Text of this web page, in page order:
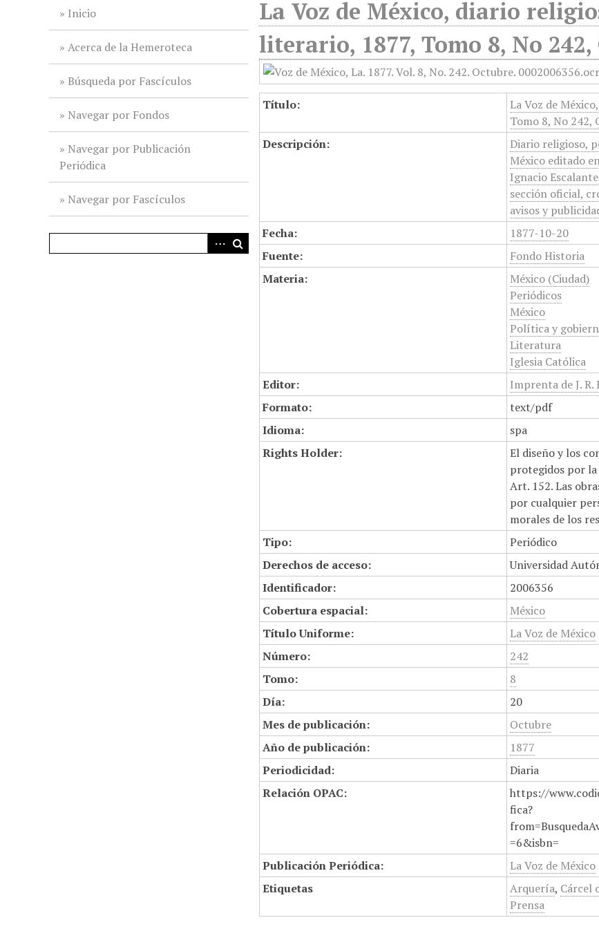
Inicio
Acerca de la Hemeroteca
Búsqueda por Fascículos
Navegar por Fondos
Navegar por Publicación
Periódica
Navegar por Fascículos
La Voz de México, diario
literario, 1877, Tomo 8, No 242,
Título:
La Voz de
Tomo 8, No 242,
Descripción:
Diario religioso,
México editado
Ignacio
sección oficial,
avisos y
Fecha:
1877-10-20
Fuente:
Fondo Historia
Materia:
México (Ciudad)
Periódicos
México
Política y
Literatura
Iglesia Católica
Editor:
Imprenta de J. R.
Formato:
text/pdf
Idioma:
spa
Rights Holder:
El diseño y los
protegidos por la
Art. 152. Las
por cualquier
morales de los
Tipo:
Periódico
Derechos de acceso:
Universidad
Identificador:
2006356
Cobertura espacial:
México
Título Uniforme:
La Voz de México
Número:
242
Tomo:
8
Día:
20
Mes de publicación:
Octubre
Año de publicación:
1877
Periodicidad:
Diaria
Relación OPAC:
https://
fica?
=6&isbn=
Publicación Periódica:
La Voz de México
Etiquetas
Arquería, Cárcel
Prensa